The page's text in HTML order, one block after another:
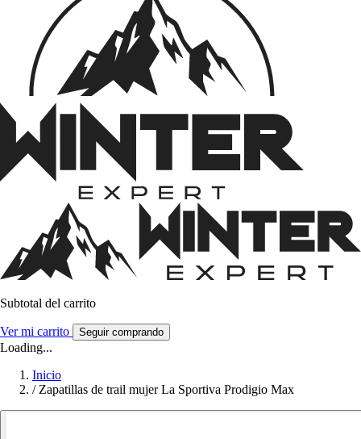
Subtotal del carrito
Ver mi carrito Seguir comprando
Loading...
Inicio
/ Zapatillas de trail mujer La Sportiva Prodigio Max